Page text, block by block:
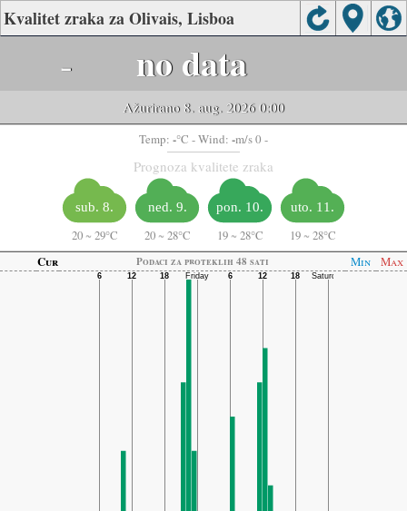
Kvalitet zraka za Olivais, Lisboa
- no data
Ažurirano 8. aug. 2026 0:00
Temp: -°C - Wind: -m/s 0 -
Prognoza kvalitete zraka
sub. 8.
20 ~ 29°C
ned. 9.
20 ~ 28°C
pon. 10.
19 ~ 28°C
uto. 11.
19 ~ 28°C
Cur
Podaci za proteklih 48 sati Min Max